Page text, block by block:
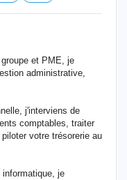
et PME, je
administrative,
j'interviens de
comptables, traiter
votre trésorerie au
informatique, je